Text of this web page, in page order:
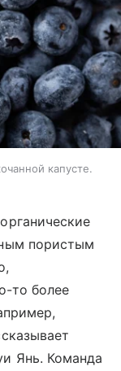
капусте.
пористым
то более
Янь. Команда